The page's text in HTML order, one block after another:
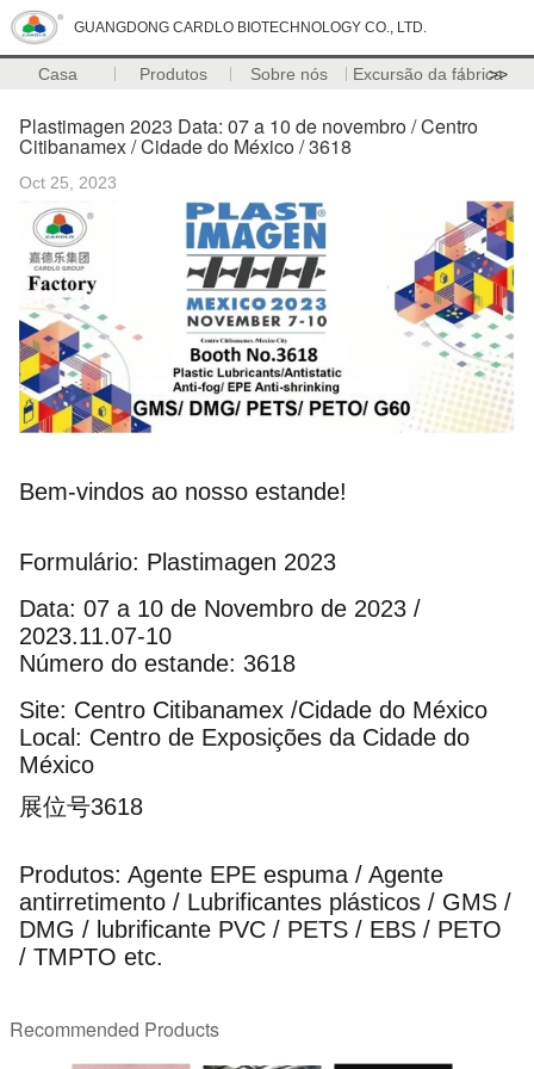
GUANGDONG CARDLO BIOTECHNOLOGY CO., LTD.
Casa Produtos Sobre nós Excursão da fábrica
>>
Plastimagen 2023 Data: 07 a 10 de novembro / Centro
Citibanamex / Cidade do México / 3618
Oct 25, 2023
Bem-vindos ao nosso estande!
Formulário: Plastimagen 2023
Data: 07 a 10 de Novembro de 2023 /
2023.11.07-10
Número do estande: 3618
Site: Centro Citibanamex /Cidade do México
Local: Centro de Exposições da Cidade do
México
展位号3618
Produtos: Agente EPE espuma / Agente
antirretimento / Lubrificantes plásticos / GMS /
DMG / lubrificante PVC / PETS / EBS / PETO
/ TMPTO etc.
Recommended Products